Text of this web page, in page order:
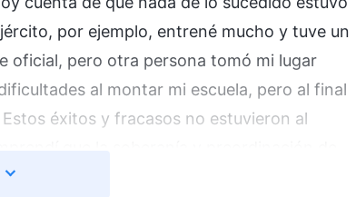
por ejemplo, entrené mucho y tuve un
oficial, pero otra persona tomó mi lugar
al montar mi escuela, pero al final
éxitos y fracasos no estuvieron al
nosotros no tenemos ni voz ni voto. Era